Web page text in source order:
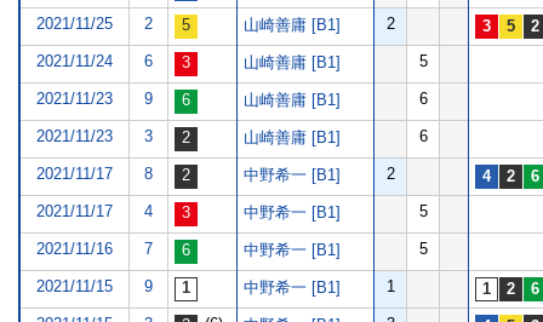
2021/11/25 2 山崎善庸 [B1] 2
2021/11/24 6 山崎善庸 [B1] 5
2021/11/23 9 山崎善庸 [B1] 6
2021/11/23 3 山崎善庸 [B1] 6
2021/11/17 8 中野希一 [B1] 2
2021/11/17 4 中野希一 [B1] 5
2021/11/16 7 中野希一 [B1] 5
2021/11/15 9 中野希一 [B1] 1